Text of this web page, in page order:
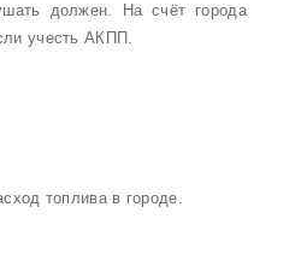
должен. На счёт города
учесть АКПП.
топлива в городе.